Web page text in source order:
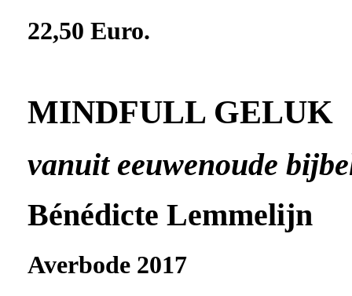
22,50 Euro.
MINDFULL GELUK
vanuit eeuwenoude
Bénédicte Lemmelijn
Averbode 2017